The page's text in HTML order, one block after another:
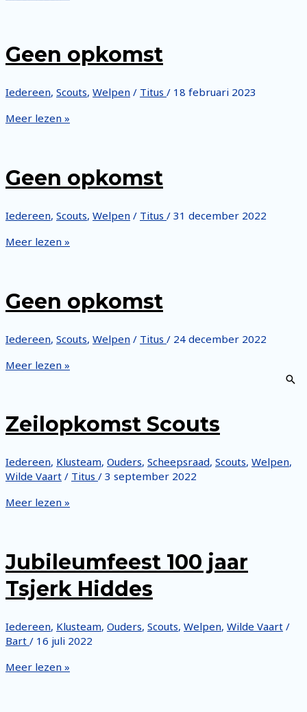
BJF
Geen opkomst
Iedereen, Scouts, Welpen / Titus / 18 februari 2023
Geen
Meer lezen »
Geen opkomst
Iedereen, Scouts, Welpen / Titus / 31 december 2022
Geen
Meer lezen »
Geen opkomst
Iedereen, Scouts, Welpen / Titus / 24 december 2022
Geen
Meer lezen »
Zeilopkomst Scouts
Iedereen, Klusteam, Ouders, Scheepsraad, Scouts, Welpen,
Wilde Vaart / Titus / 3 september 2022
Zeilopkomst
Meer lezen »
Jubileumfeest 100 jaar
Tsjerk Hiddes
Iedereen, Klusteam, Ouders, Scouts, Welpen, Wilde Vaart /
Bart / 16 juli 2022
Jubileumfeest
Meer lezen »